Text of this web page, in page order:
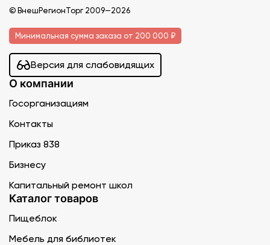
© ВнешРегионТорг 2009—2026
Минимальная сумма заказа от 200 000 ₽
Версия для слабовидящих
О компании
Госорганизациям
Контакты
Приказ 838
Бизнесу
Капитальный ремонт школ
Каталог товаров
Пищеблок
Мебель для библиотек